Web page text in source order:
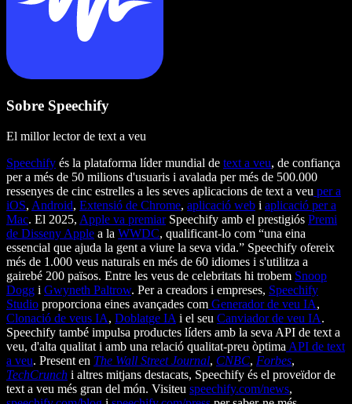
Sobre Speechify
El millor lector de text a veu
Speechify és la plataforma líder mundial de text a veu, de confiança
per a més de 50 milions d'usuaris i avalada per més de 500.000
ressenyes de cinc estrelles a les seves aplicacions de text a veu per a
iOS, Android, Extensió de Chrome, aplicació web i aplicació per a
Mac. El 2025, Apple va premiarSpeechify amb el prestigiós Premi
de Disseny Apple a la WWDC, qualificant-lo com “una eina
essencial que ajuda la gent a viure la seva vida.” Speechify ofereix
més de 1.000 veus naturals en més de 60 idiomes i s'utilitza a
gairebé 200 països. Entre les veus de celebritats hi trobem Snoop
Dogg i Gwyneth Paltrow. Per a creadors i empreses, Speechify
Studio proporciona eines avançades com Generador de veu IA,
Clonació de veus IA, Doblatge IA i el seu Canviador de veu IA.
Speechify també impulsa productes líders amb la seva API de text a
veu, d'alta qualitat i amb una relació qualitat-preu òptima API de text
a veu. Present en The Wall Street Journal, CNBC, Forbes,
TechCrunch i altres mitjans destacats, Speechify és el proveïdor de
text a veu més gran del món. Visiteu speechify.com/news,